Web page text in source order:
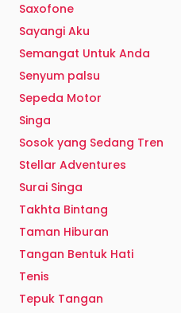
Saxofone
Sayangi Aku
Semangat Untuk Anda
Senyum palsu
Sepeda Motor
Singa
Sosok yang Sedang Tren
Stellar Adventures
Surai Singa
Takhta Bintang
Taman Hiburan
Tangan Bentuk Hati
Tenis
Tepuk Tangan